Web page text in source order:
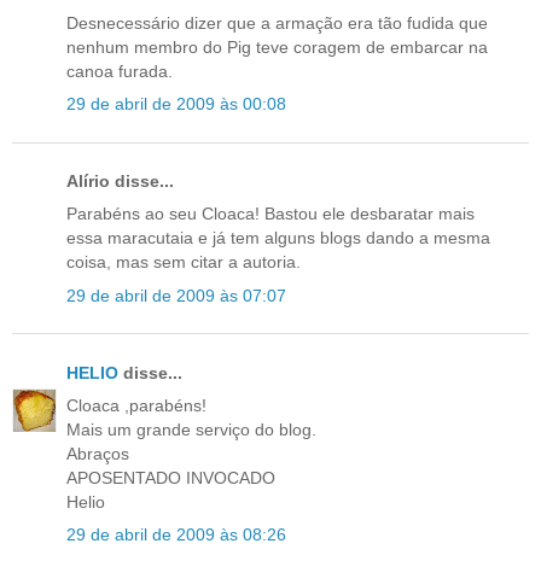
Desnecessário dizer que a armação era tão fudida que
nenhum membro do Pig teve coragem de embarcar na
canoa furada.
29 de abril de 2009 às 00:08
Alírio disse...
Parabéns ao seu Cloaca! Bastou ele desbaratar mais
essa maracutaia e já tem alguns blogs dando a mesma
coisa, mas sem citar a autoria.
29 de abril de 2009 às 07:07
HELIO disse...
Cloaca ,parabéns!
Mais um grande serviço do blog.
Abraços
APOSENTADO INVOCADO
Helio
29 de abril de 2009 às 08:26